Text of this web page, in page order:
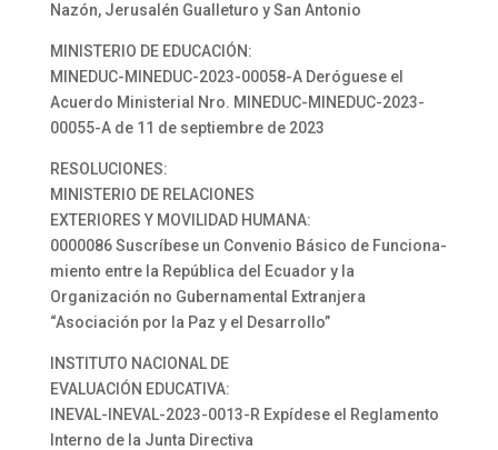
Nazón, Jerusalén Gualleturo y San Antonio
MINISTERIO DE EDUCACIÓN:
MINEDUC-MINEDUC-2023-00058-A Deróguese el
Acuerdo Ministerial Nro. MINEDUC-MINEDUC-2023-
00055-A de 11 de septiembre de 2023
RESOLUCIONES:
MINISTERIO DE RELACIONES
EXTERIORES Y MOVILIDAD HUMANA:
0000086 Suscríbese un Convenio Básico de Funciona-
miento entre la República del Ecuador y la
Organización no Gubernamental Extranjera
“Asociación por la Paz y el Desarrollo”
INSTITUTO NACIONAL DE
EVALUACIÓN EDUCATIVA:
INEVAL-INEVAL-2023-0013-R Expídese el Reglamento
Interno de la Junta Directiva